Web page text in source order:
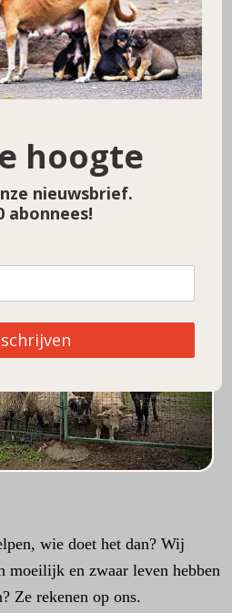
wie doet het dan? Wij
moeilijk en zwaar leven hebben
Ze rekenen op ons.
hoogte
nieuwsbrief.
abonnees!